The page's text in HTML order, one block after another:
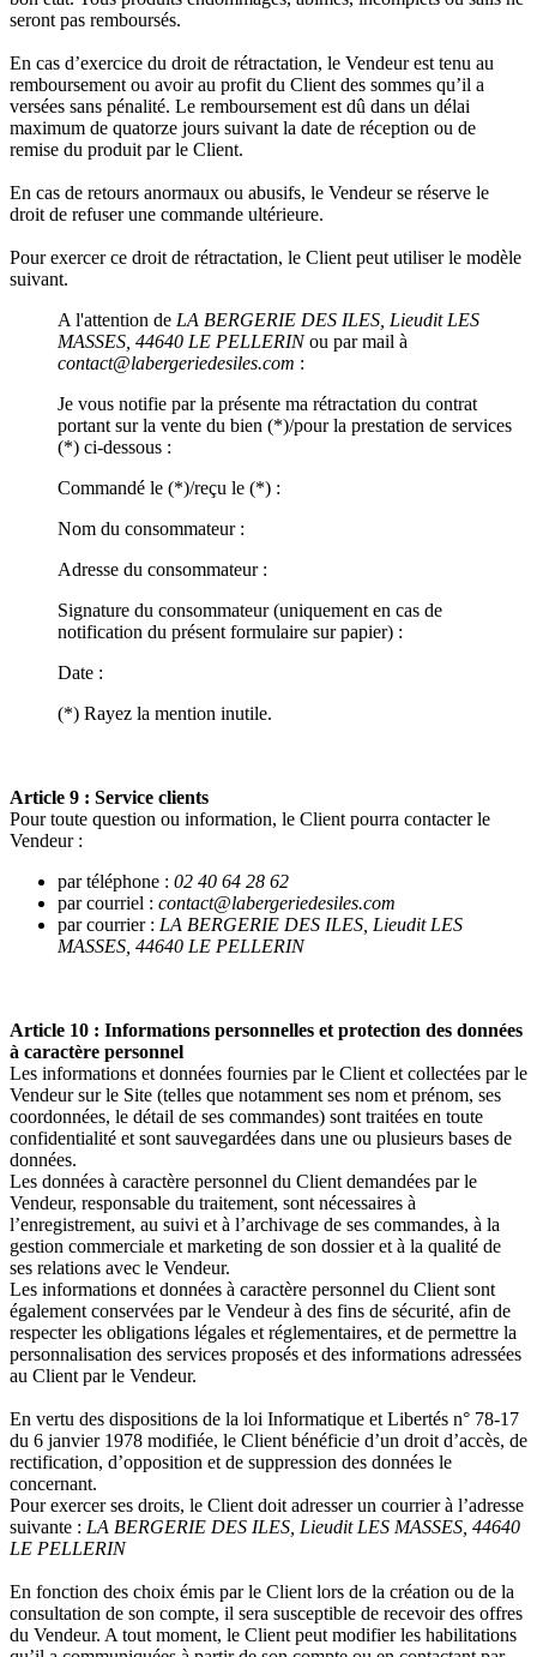
seront pas remboursés.
En cas d’exercice du droit de rétractation, le Vendeur est tenu au
remboursement ou avoir au profit du Client des sommes qu’il a
versées sans pénalité. Le remboursement est dû dans un délai
maximum de quatorze jours suivant la date de réception ou de
remise du produit par le Client.
En cas de retours anormaux ou abusifs, le Vendeur se réserve le
droit de refuser une commande ultérieure.
Pour exercer ce droit de rétractation, le Client peut utiliser le modèle
suivant.
A l'attention de LA BERGERIE DES ILES, Lieudit LES
MASSES, 44640 LE PELLERINou par mail à
contact@labergeriedesiles.com :
Je vous notifie par la présente ma rétractation du contrat
portant sur la vente du bien (*)/pour la prestation de services
(*) ci-dessous :
Commandé le (*)/reçu le (*) :
Nom du consommateur :
Adresse du consommateur :
Signature du consommateur (uniquement en cas de
notification du présent formulaire sur papier) :
Date :
(*) Rayez la mention inutile.
Article 9 : Service clients
Pour toute question ou information, le Client pourra contacter le
Vendeur :
par téléphone : 02 40 64 28 62
par courriel : contact@labergeriedesiles.com
par courrier : LA BERGERIE DES ILES, Lieudit LES
MASSES, 44640 LE PELLERIN
Article 10 : Informations personnelles et protection des données
à caractère personnel
Les informations et données fournies par le Client et collectées par le
Vendeur sur le Site (telles que notamment ses nom et prénom, ses
coordonnées, le détail de ses commandes) sont traitées en toute
confidentialité et sont sauvegardées dans une ou plusieurs bases de
données.
Les données à caractère personnel du Client demandées par le
Vendeur, responsable du traitement, sont nécessaires à
l’enregistrement, au suivi et à l’archivage de ses commandes, à la
gestion commerciale et marketing de son dossier et à la qualité de
ses relations avec le Vendeur.
Les informations et données à caractère personnel du Client sont
également conservées par le Vendeur à des fins de sécurité, afin de
respecter les obligations légales et réglementaires, et de permettre la
personnalisation des services proposés et des informations adressées
au Client par le Vendeur.
En vertu des dispositions de la loi Informatique et Libertés n° 78-17
du 6 janvier 1978 modifiée, le Client bénéficie d’un droit d’accès, de
rectification, d’opposition et de suppression des données le
concernant.
Pour exercer ses droits, le Client doit adresser un courrier à l’adresse
suivante : LA BERGERIE DES ILES, Lieudit LES MASSES, 44640
LE PELLERIN
En fonction des choix émis par le Client lors de la création ou de la
consultation de son compte, il sera susceptible de recevoir des offres
du Vendeur. A tout moment, le Client peut modifier les habilitations